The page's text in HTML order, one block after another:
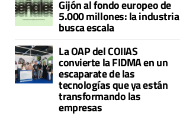
Gijón al fondo europeo de
5.000 millones: la industria
busca escala
La OAP del COIIAS
convierte la FIDMA en un
escaparate de las
tecnologías que ya están
transformando las
empresas